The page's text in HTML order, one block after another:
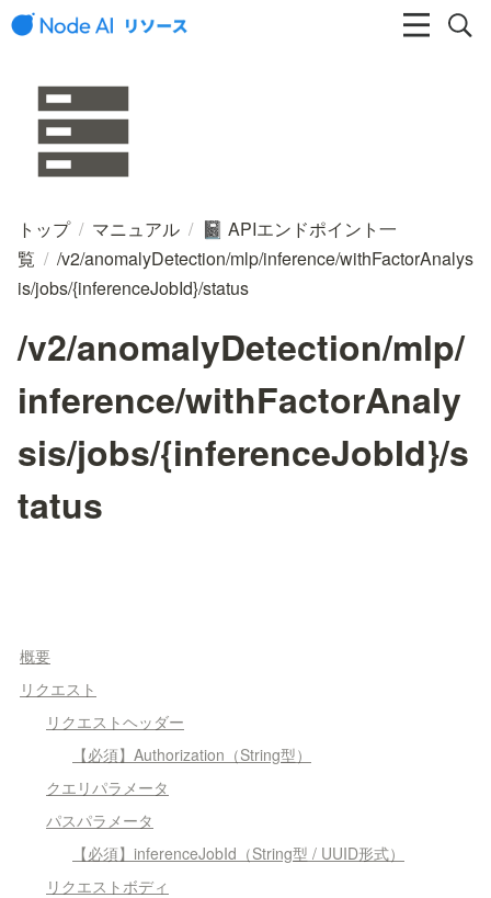
トップ / マニュアル / 📓 APIエンドポイント一
覧 / /v2/anomalyDetection/mlp/inference/withFactorAnalys
is/jobs/{inferenceJobId}/status
/v2/anomalyDetection/mlp/
inference/withFactorAnaly
sis/jobs/{inferenceJobId}/s
tatus
概要
リクエスト
リクエストヘッダー
【必須】Authorization（String型）
クエリパラメータ
パスパラメータ
【必須】inferenceJobId（String型 / UUID形式）
リクエストボディ